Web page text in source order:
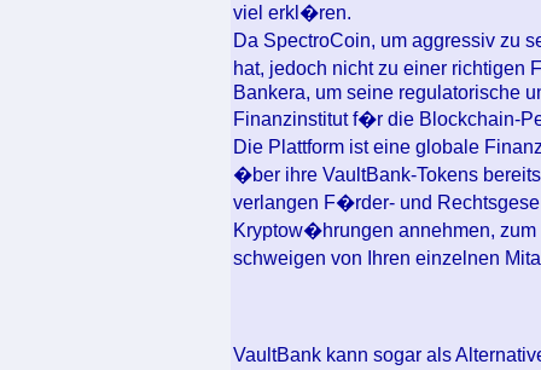
viel erkl�ren.
Da SpectroCoin, um aggressiv zu
hat, jedoch nicht zu einer richtigen
Bankera, um seine regulatorische
Finanzinstitut f�r die Blockchain-
Die Plattform ist eine globale
�ber ihre VaultBank-Tokens
verlangen F�rder- und
Kryptow�hrungen annehmen,
schweigen von Ihren einzelnen
VaultBank kann sogar als